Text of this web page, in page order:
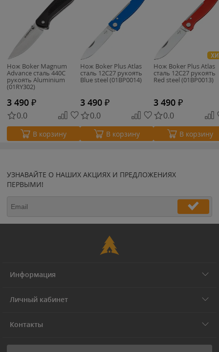
Нож Boker Magnum
Advance сталь 440C
рукоять Aluminium
(01RY302)
3 490 ₽
0.0
В корзину
Нож Boker Plus Atlas
сталь 12C27 рукоять
Blue steel (01BP0014)
3 490 ₽
0.0
В корзину
Нож Boker Plus Atlas
сталь 12C27 рукоять
Red steel (01BP0013)
3 490 ₽
0.0
В корзину
УЗНАВАЙТЕ О НАШИХ АКЦИЯХ И ПРЕДЛОЖЕНИЯХ
ПЕРВЫМИ!
Информация
Личный кабинет
Контакты